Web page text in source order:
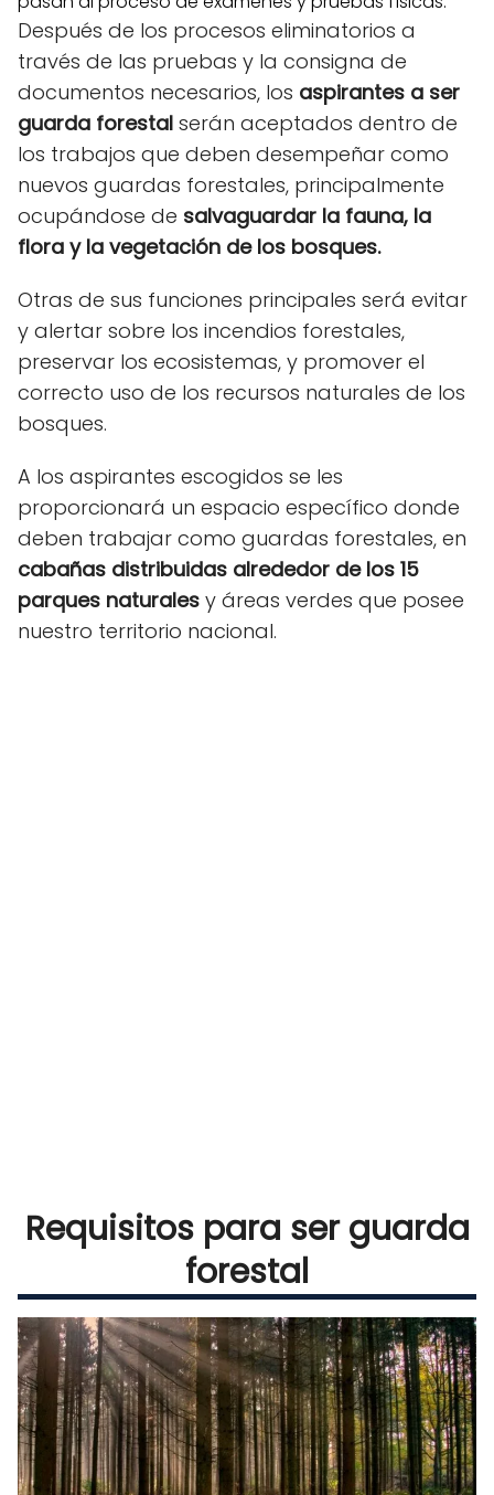
Después de los procesos eliminatorios a
través de las pruebas y la consigna de
documentos necesarios, los aspirantes a ser
guarda forestal serán aceptados dentro de
los trabajos que deben desempeñar como
nuevos guardas forestales, principalmente
ocupándose de salvaguardar la fauna, la
flora y la vegetación de los bosques.
Otras de sus funciones principales será evitar
y alertar sobre los incendios forestales,
preservar los ecosistemas, y promover el
correcto uso de los recursos naturales de los
bosques.
A los aspirantes escogidos se les
proporcionará un espacio específico donde
deben trabajar como guardas forestales, en
cabañas distribuidas alrededor de los 15
parques naturales y áreas verdes que posee
nuestro territorio nacional.
Requisitos para ser guarda
forestal